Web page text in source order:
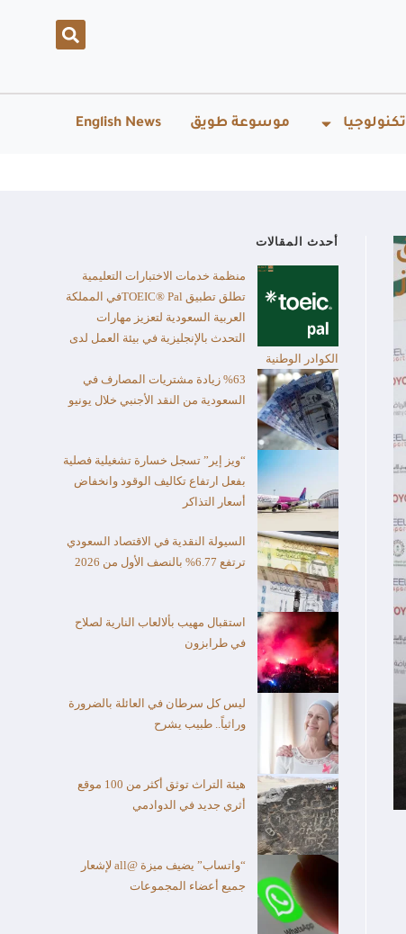
تكنولوجيا موسوعة طويق English News
أحدث المقالات
منظمة خدمات الاختبارات التعليمية
تطلق تطبيق TOEIC® Palفي المملكة
العربية السعودية لتعزيز مهارات
التحدث بالإنجليزية في بيئة العمل لدى
الكوادر الوطنية
%63 زيادة مشتريات المصارف في
السعودية من النقد الأجنبي خلال يونيو
“ويز إير” تسجل خسارة تشغيلية فصلية
بفعل ارتفاع تكاليف الوقود وانخفاض
أسعار التذاكر
السيولة النقدية في الاقتصاد السعودي
ترتفع 6.77% بالنصف الأول من 2026
استقبال مهيب بألالعاب النارية لصلاح
في طرابزون
ليس كل سرطان في العائلة بالضرورة
وراثياً.. طبيب يشرح
هيئة التراث توثق أكثر من 100 موقع
أثري جديد في الدوادمي
“واتساب” يضيف ميزة @all لإشعار
جميع أعضاء المجموعات